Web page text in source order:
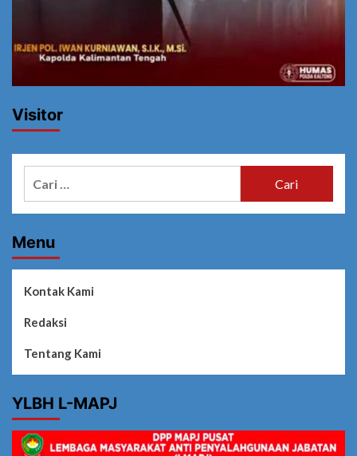
Visitor
Menu
Kontak Kami
Redaksi
Tentang Kami
YLBH L-MAPJ